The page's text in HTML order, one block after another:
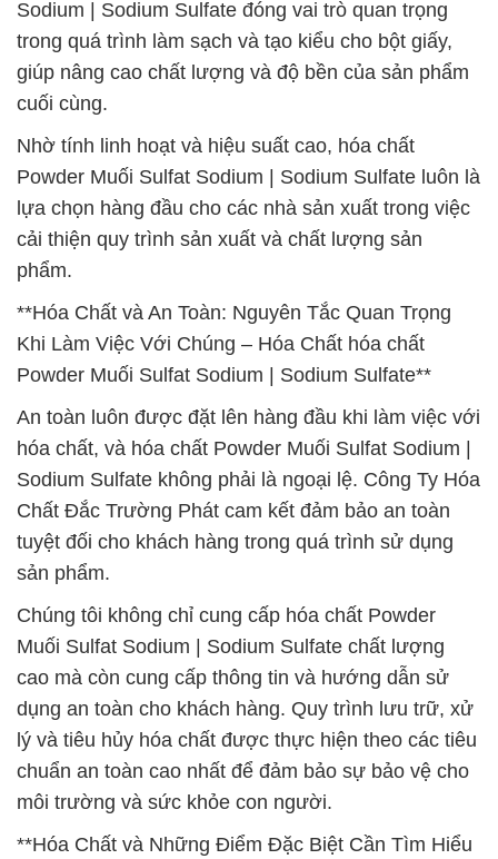
Sodium | Sodium Sulfate đóng vai trò quan trọng
trong quá trình làm sạch và tạo kiểu cho bột giấy,
giúp nâng cao chất lượng và độ bền của sản phẩm
cuối cùng.
Nhờ tính linh hoạt và hiệu suất cao, hóa chất
Powder Muối Sulfat Sodium | Sodium Sulfate luôn là
lựa chọn hàng đầu cho các nhà sản xuất trong việc
cải thiện quy trình sản xuất và chất lượng sản
phẩm.
**Hóa Chất và An Toàn: Nguyên Tắc Quan Trọng
Khi Làm Việc Với Chúng – Hóa Chất hóa chất
Powder Muối Sulfat Sodium | Sodium Sulfate**
An toàn luôn được đặt lên hàng đầu khi làm việc với
hóa chất, và hóa chất Powder Muối Sulfat Sodium |
Sodium Sulfate không phải là ngoại lệ. Công Ty Hóa
Chất Đắc Trường Phát cam kết đảm bảo an toàn
tuyệt đối cho khách hàng trong quá trình sử dụng
sản phẩm.
Chúng tôi không chỉ cung cấp hóa chất Powder
Muối Sulfat Sodium | Sodium Sulfate chất lượng
cao mà còn cung cấp thông tin và hướng dẫn sử
dụng an toàn cho khách hàng. Quy trình lưu trữ, xử
lý và tiêu hủy hóa chất được thực hiện theo các tiêu
chuẩn an toàn cao nhất để đảm bảo sự bảo vệ cho
môi trường và sức khỏe con người.
**Hóa Chất và Những Điểm Đặc Biệt Cần Tìm Hiểu